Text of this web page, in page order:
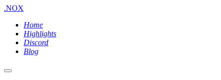
.NOX
Home
Highlights
Discord
Blog
Hauptmenü